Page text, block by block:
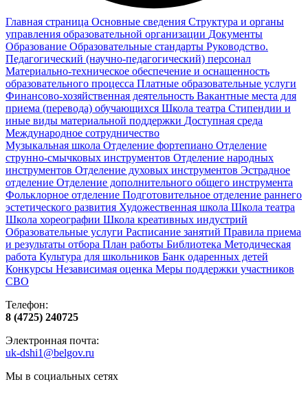
Главная страница Основные сведения Структура и органы
управления образовательной организации Документы
Образование Образовательные стандарты Руководство.
Педагогический (научно-педагогический) персонал
Материально-техническое обеспечение и оснащенность
образовательного процесса Платные образовательные услуги
Финансово-хозяйственная деятельность Вакантные места для
приема (перевода) обучающихся Школа театра Стипендии и
иные виды материальной поддержки Доступная среда
Международное сотрудничество
Музыкальная школа Отделение фортепиано Отделение
струнно-смычковых инструментов Отделение народных
инструментов Отделение духовых инструментов Эстрадное
отделение Отделение дополнительного общего инструмента
Фольклорное отделение Подготовительное отделение раннего
эстетического развития Художественная школа Школа‌‌‌‌ театра
Школа хореографии Школа креативных индустрий
Образовательные услуги Расписание занятий Правила приема
и результаты отбора План работы Библиотека Методическая
работа Культура для школьников Банк одаренных детей
Конкурсы Независимая оценка Меры поддержки участников
СВО
Телефон:
8 (4725) 240725
Электронная почта:
uk-dshi1@belgov.ru
Мы в социальных сетях